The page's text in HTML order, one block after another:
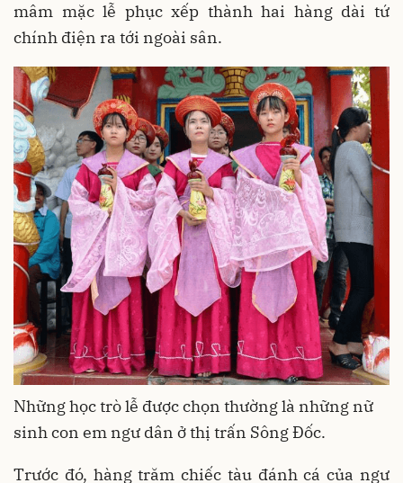
mâm mặc lễ phục xếp thành hai hàng dài tứ
chính điện ra tới ngoài sân.
Những học trò lễ được chọn thường là những nữ
sinh con em ngư dân ở thị trấn Sông Đốc.
Trước đó, hàng trăm chiếc tàu đánh cá của ngư